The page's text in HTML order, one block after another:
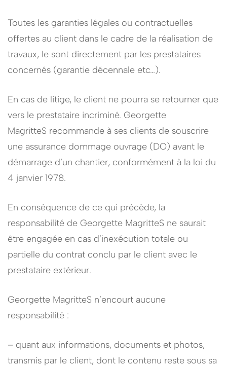
Toutes les garanties légales ou contractuelles
offertes au client dans le cadre de la réalisation de
travaux, le sont directement par les prestataires
concernés (garantie décennale etc…).
En cas de litige, le client ne pourra se retourner que
vers le prestataire incriminé. Georgette
MagritteS recommande à ses clients de souscrire
une assurance dommage ouvrage (DO) avant le
démarrage d’un chantier, conformément à la loi du
4 janvier 1978.
En conséquence de ce qui précède, la
responsabilité de Georgette MagritteS ne saurait
être engagée en cas d’inexécution totale ou
partielle du contrat conclu par le client avec le
prestataire extérieur.
Georgette MagritteS n’encourt aucune
responsabilité :
– quant aux informations, documents et photos,
transmis par le client, dont le contenu reste sous sa